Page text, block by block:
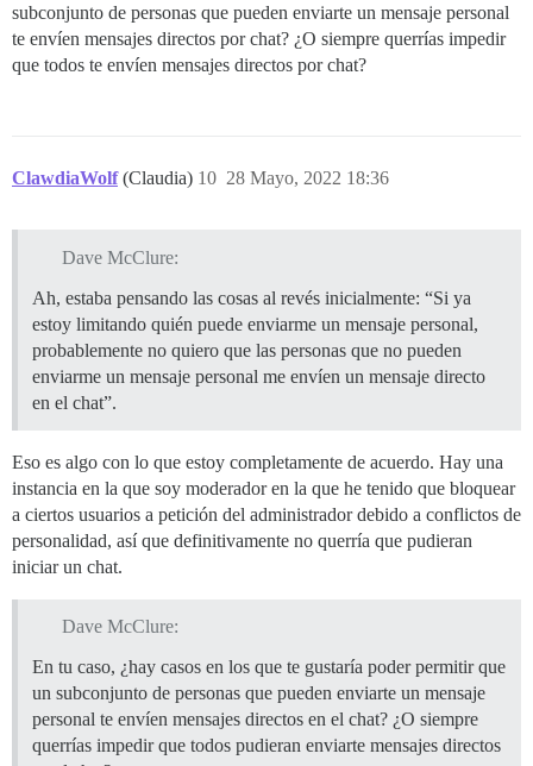
subconjunto de personas que pueden enviarte un mensaje personal
te envíen mensajes directos por chat? ¿O siempre querrías impedir
que todos te envíen mensajes directos por chat?
ClawdiaWolf (Claudia) 28 Mayo, 2022 18:36
10
Dave McClure:
Ah, estaba pensando las cosas al revés inicialmente: “Si ya
estoy limitando quién puede enviarme un mensaje personal,
probablemente no quiero que las personas que no pueden
enviarme un mensaje personal me envíen un mensaje directo
en el chat”.
Eso es algo con lo que estoy completamente de acuerdo. Hay una
instancia en la que soy moderador en la que he tenido que bloquear
a ciertos usuarios a petición del administrador debido a conflictos de
personalidad, así que definitivamente no querría que pudieran
iniciar un chat.
Dave McClure:
En tu caso, ¿hay casos en los que te gustaría poder permitir que
un subconjunto de personas que pueden enviarte un mensaje
personal te envíen mensajes directos en el chat? ¿O siempre
querrías impedir que todos pudieran enviarte mensajes directos